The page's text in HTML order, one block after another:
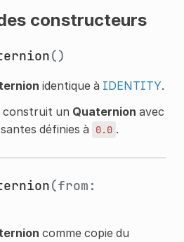
constructeurs
()
identique à IDENTITY.
construit un Quaternion avec
définies à
0.0 .
(from:
comme copie du